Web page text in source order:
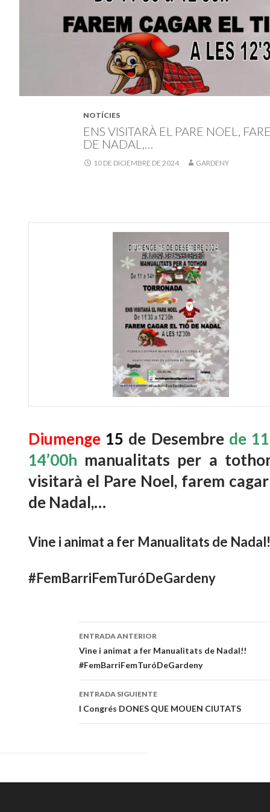
NOTÍCIES
ENS VISITARÀ EL PARE NOEL,
DE NADAL,…
10 DE DICIEMBRE DE 2024 GARDENY
Diumenge 15 de Desembre de
14’00h manualitats per a
visitarà el Pare Noel, farem
de Nadal,…
Vine i animat a fer Manualitats de
#FemBarriFemTuróDeGardeny
Navegación
de
entradas
ENTRADA ANTERIOR
Vine i animat a fer Manualitats de Nadal!!
#FemBarriFemTuróDeGardeny
ENTRADA SIGUIENTE
I Congrés DONES QUE MOUEN CIUTATS